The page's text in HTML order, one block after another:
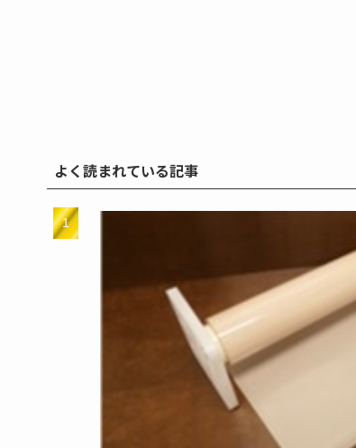
よく読まれている記事